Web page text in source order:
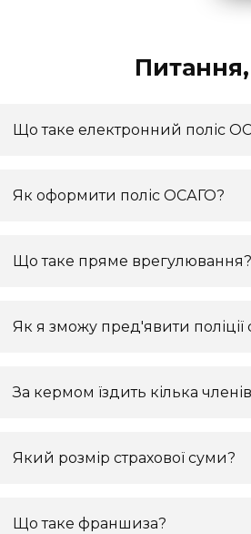
Що таке електронний поліс
Як оформити поліс ОСАГО?
Що таке пряме врегулювання?
Як я зможу пред'явити
За кермом їздить кілька
Який розмір страхової суми?
Що таке франшиза?